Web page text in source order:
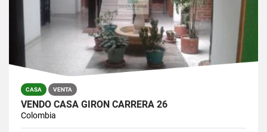
CASA VENTA
VENDO CASA GIRON CARRERA 26
Colombia